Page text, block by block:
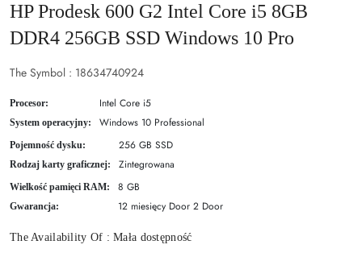
HP Prodesk 600 G2 Intel Core i5 8GB
DDR4 256GB SSD Windows 10 Pro
The Symbol : 18634740924
Procesor: Intel Core i5
System operacyjny: Windows 10 Professional
Pojemność dysku: 256 GB SSD
Rodzaj karty graficznej: Zintegrowana
Wielkość pamięci RAM: 8 GB
Gwarancja: 12 miesięcy Door 2 Door
The Availability Of :Mała dostępność